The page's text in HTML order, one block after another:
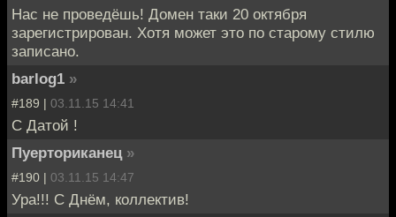
Нас не проведёшь! Домен таки 20 октября
зарегистрирован. Хотя может это по старому стилю
записано.
barlog1 »
#189 | 03.11.15 14:41
C Датой !
Пуерториканец »
#190 | 03.11.15 14:47
Ура!!! С Днём, коллектив!